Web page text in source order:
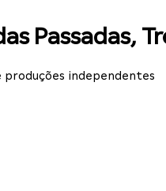
Passadas,
independentes